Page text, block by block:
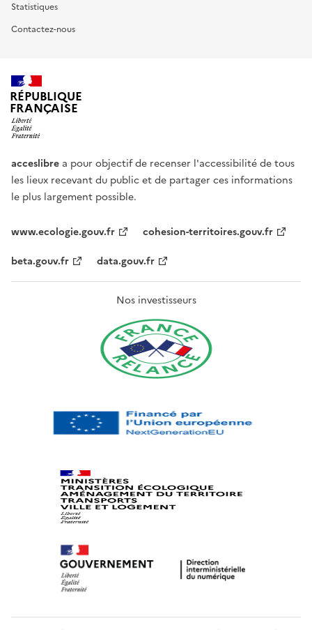
Statistiques
Contactez-nous
RÉPUBLIQUE
FRANÇAISE
acceslibre a pour objectif de recenser l'accessibilité de tous
les lieux recevant du public et de partager ces informations
le plus largement possible.
www.ecologie.gouv.fr
cohesion-territoires.gouv.fr
beta.gouv.fr
data.gouv.fr
Nos investisseurs